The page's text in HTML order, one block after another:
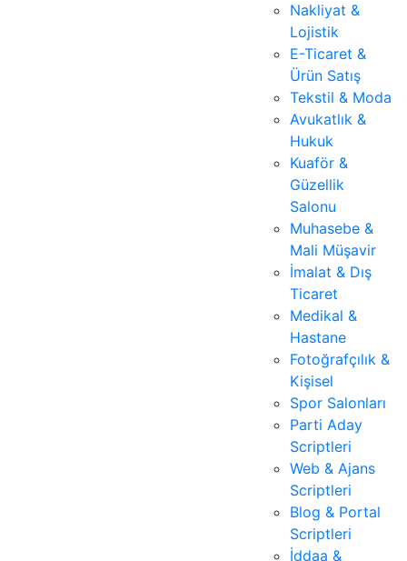
Nakliyat &
Lojistik
E-Ticaret &
Ürün Satış
Tekstil & Moda
Avukatlık &
Hukuk
Kuaför &
Güzellik
Salonu
Muhasebe &
Mali Müşavir
İmalat & Dış
Ticaret
Medikal &
Hastane
Fotoğrafçılık &
Kişisel
Spor Salonları
Parti Aday
Scriptleri
Web & Ajans
Scriptleri
Blog & Portal
Scriptleri
İddaa &